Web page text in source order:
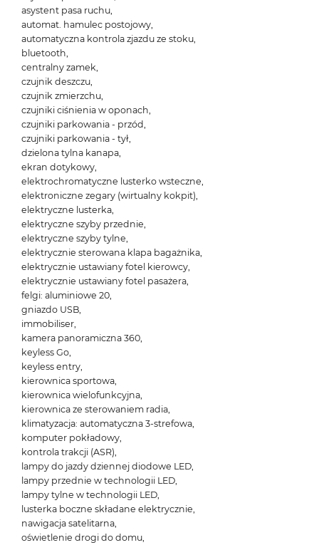
asystent pasa ruchu,
automat. hamulec postojowy,
automatyczna kontrola zjazdu ze stoku,
bluetooth,
centralny zamek,
czujnik deszczu,
czujnik zmierzchu,
czujniki ciśnienia w oponach,
czujniki parkowania - przód,
czujniki parkowania - tył,
dzielona tylna kanapa,
ekran dotykowy,
elektrochromatyczne lusterko wsteczne,
elektroniczne zegary (wirtualny kokpit),
elektryczne lusterka,
elektryczne szyby przednie,
elektryczne szyby tylne,
elektrycznie sterowana klapa bagażnika,
elektrycznie ustawiany fotel kierowcy,
elektrycznie ustawiany fotel pasażera,
felgi: aluminiowe 20,
gniazdo USB,
immobiliser,
kamera panoramiczna 360,
keyless Go,
keyless entry,
kierownica sportowa,
kierownica wielofunkcyjna,
kierownica ze sterowaniem radia,
klimatyzacja: automatyczna 3-strefowa,
komputer pokładowy,
kontrola trakcji (ASR),
lampy do jazdy dziennej diodowe LED,
lampy przednie w technologii LED,
lampy tylne w technologii LED,
lusterka boczne składane elektrycznie,
nawigacja satelitarna,
oświetlenie drogi do domu,